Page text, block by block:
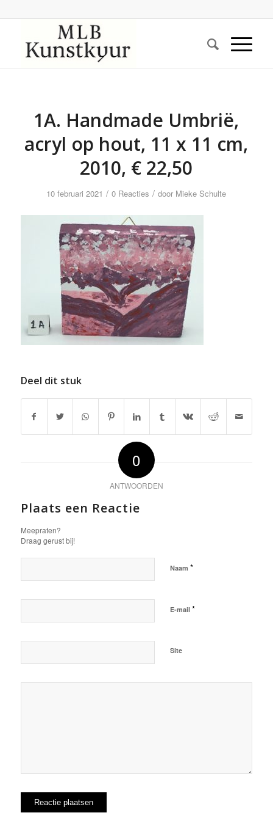
1A. Handmade Umbrië,
acryl op hout, 11 x 11 cm,
2010, € 22,50
10 februari 2021 / 0 Reacties / door Mieke Schulte
Deel dit stuk
0
ANTWOORDEN
Plaats een Reactie
Meepraten?
Draag gerust bij!
Naam *
E-mail *
Site